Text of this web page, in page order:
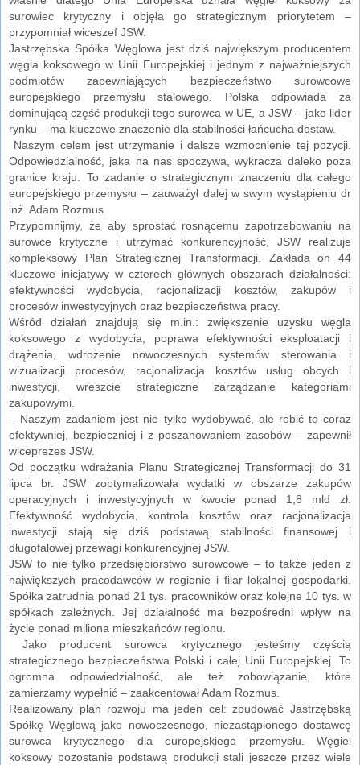
surowiec krytyczny i objęła go strategicznym priorytetem –
przypomniał wiceszef JSW.
Jastrzębska Spółka Węglowa jest dziś największym producentem
węgla koksowego w Unii Europejskiej i jednym z najważniejszych
podmiotów zapewniających bezpieczeństwo surowcowe
europejskiego przemysłu stalowego. Polska odpowiada za
dominującą część produkcji tego surowca w UE, a JSW – jako lider
rynku – ma kluczowe znaczenie dla stabilności łańcucha dostaw.
Naszym celem jest utrzymanie i dalsze wzmocnienie tej pozycji.
Odpowiedzialność, jaka na nas spoczywa, wykracza daleko poza
granice kraju. To zadanie o strategicznym znaczeniu dla całego
europejskiego przemysłu – zauważył dalej w swym wystąpieniu dr
inż. Adam Rozmus.
Przypomnijmy, że aby sprostać rosnącemu zapotrzebowaniu na
surowce krytyczne i utrzymać konkurencyjność, JSW realizuje
kompleksowy Plan Strategicznej Transformacji. Zakłada on 44
kluczowe inicjatywy w czterech głównych obszarach działalności:
efektywności wydobycia, racjonalizacji kosztów, zakupów i
procesów inwestycyjnych oraz bezpieczeństwa pracy.
Wśród działań znajdują się m.in.: zwiększenie uzysku węgla
koksowego z wydobycia, poprawa efektywności eksploatacji i
drążenia, wdrożenie nowoczesnych systemów sterowania i
wizualizacji procesów, racjonalizacja kosztów usług obcych i
inwestycji, wreszcie strategiczne zarządzanie kategoriami
zakupowymi.
– Naszym zadaniem jest nie tylko wydobywać, ale robić to coraz
efektywniej, bezpieczniej i z poszanowaniem zasobów – zapewnił
wiceprezes JSW.
Od początku wdrażania Planu Strategicznej Transformacji do 31
lipca br. JSW zoptymalizowała wydatki w obszarze zakupów
operacyjnych i inwestycyjnych w kwocie ponad 1,8 mld zł.
Efektywność wydobycia, kontrola kosztów oraz racjonalizacja
inwestycji stają się dziś podstawą stabilności finansowej i
długofalowej przewagi konkurencyjnej JSW.
JSW to nie tylko przedsiębiorstwo surowcowe – to także jeden z
największych pracodawców w regionie i filar lokalnej gospodarki.
Spółka zatrudnia ponad 21 tys. pracowników oraz kolejne 10 tys. w
spółkach zależnych. Jej działalność ma bezpośredni wpływ na
życie ponad miliona mieszkańców regionu.
Jako producent surowca krytycznego jesteśmy częścią
strategicznego bezpieczeństwa Polski i całej Unii Europejskiej. To
ogromna odpowiedzialność, ale też zobowiązanie, które
zamierzamy wypełnić – zaakcentował Adam Rozmus.
Realizowany plan rozwoju ma jeden cel: zbudować Jastrzębską
Spółkę Węglową jako nowoczesnego, niezastąpionego dostawcę
surowca krytycznego dla europejskiego przemysłu. Węgiel
koksowy pozostanie podstawą produkcji stali jeszcze przez wiele